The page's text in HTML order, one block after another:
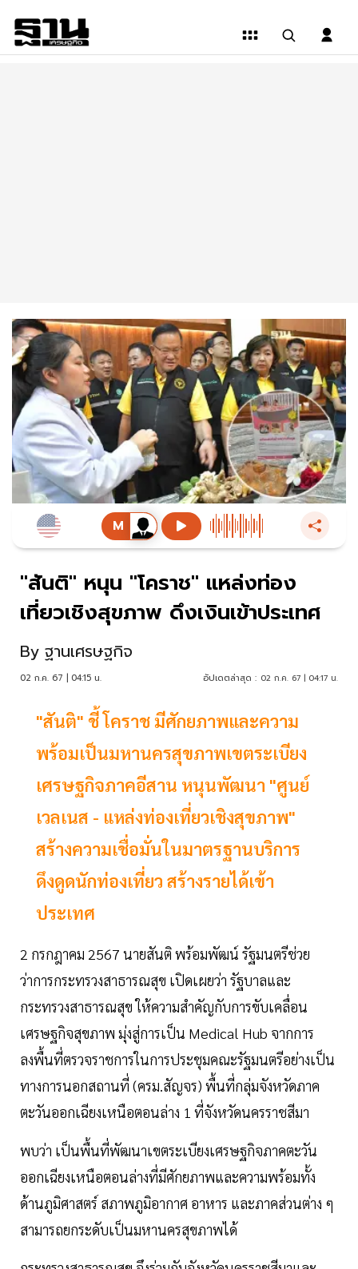
"สันติ" หนุน "โคราช" แหล่งท่อง
เที่ยวเชิงสุขภาพ ดึงเงินเข้าประเทศ
By ฐานเศรษฐกิจ
02 ก.ค. 67 | 04:15 น. อัปเดตล่าสุด : 02 ก.ค. 67 | 04:17 น.
"สันติ" ชี้ โคราช มีศักยภาพและความ
พร้อมเป็นมหานครสุขภาพเขตระเบียง
เศรษฐกิจภาคอีสาน หนุนพัฒนา "ศูนย์
เวลเนส - แหล่งท่องเที่ยวเชิงสุขภาพ"
สร้างความเชื่อมั่นในมาตรฐานบริการ
ดึงดูดนักท่องเที่ยว สร้างรายได้เข้า
ประเทศ
2 กรกฎาคม 2567 นายสันติ พร้อมพัฒน์ รัฐมนตรีช่วย
ว่าการกระทรวงสาธารณสุข เปิดเผยว่า รัฐบาลและ
กระทรวงสาธารณสุข ให้ความสำคัญกับการขับเคลื่อน
เศรษฐกิจสุขภาพ มุ่งสู่การเป็น Medical Hub จากการ
ลงพื้นที่ตรวจราชการในการประชุมคณะรัฐมนตรีอย่างเป็น
ทางการนอกสถานที่ (ครม.สัญจร) พื้นที่กลุ่มจังหวัดภาค
ตะวันออกเฉียงเหนือตอนล่าง 1 ที่จังหวัดนครราชสีมา
พบว่า เป็นพื้นที่พัฒนาเขตระเบียงเศรษฐกิจภาคตะวัน
ออกเฉียงเหนือตอนล่างที่มีศักยภาพและความพร้อมทั้ง
ด้านภูมิศาสตร์ สภาพภูมิอากาศ อาหาร และภาคส่วนต่าง ๆ
สามารถยกระดับเป็นมหานครสุขภาพได้